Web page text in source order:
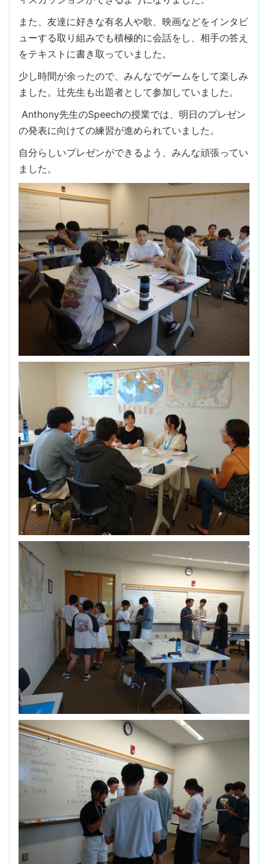
また、友達に好きな有名人や歌、映画などをインタビ
ューする取り組みでも積極的に会話をし、相手の答え
をテキストに書き取っていました。
少し時間が余ったので、みんなでゲームをして楽しみ
ました。辻先生も出題者として参加していました。
Anthony先生のSpeechの授業では、明日のプレゼン
の発表に向けての練習が進められていました。
自分らしいプレゼンができるよう、みんな頑張ってい
ました。